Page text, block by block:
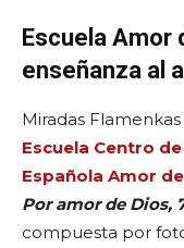
Escuela Amor
enseñanza al
Miradas
Escuela Centro
Española Amor de
Por amor de Dios,
compuesta por